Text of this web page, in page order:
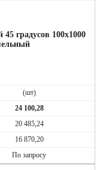
градусов 100x1000
(шт)
24 100,28
20 485,24
16 870,20
По запросу